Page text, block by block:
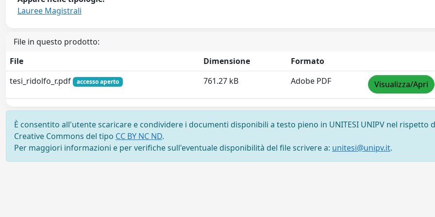
Lauree Magistrali
File in questo prodotto:
File
Dimensione
Formato
tesi_ridolfo_r.pdf
accesso aperto 761.27 kB Adobe PDF Visualizza/Apri
È consentito all'utente scaricare e condividere i documenti disponibili a testo pieno in UNITESI UNIPV nel rispetto
Creative Commons del tipo CC BY NC ND.
Per maggiori informazioni e per verifiche sull'eventuale disponibilità del file scrivere a: unitesi@unipv.it.